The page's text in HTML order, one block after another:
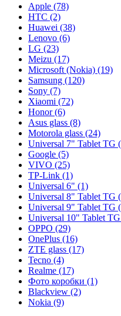
Apple (78)
HTC (2)
Huawei (38)
Lenovo (6)
LG (23)
Meizu (17)
Microsoft (Nokia) (19)
Samsung (120)
Sony (7)
Xiaomi (72)
Honor (6)
Asus glass (8)
Motorola glass (24)
Universal 7" Tablet TG
Google (5)
VIVO (25)
TP-Link (1)
Universal 6" (1)
Universal 8" Tablet TG
Universal 9" Tablet TG
Universal 10" Tablet
OPPO (29)
OnePlus (16)
ZTE glass (17)
Tecno (4)
Realme (17)
Фото коробки (1)
Blackview (2)
Nokia (9)